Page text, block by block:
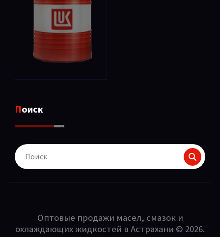
Поиск
Поиск
для:
Оптовые продажи масел, смазок и
охлаждающих жидкостей в Астрахани © 2026.